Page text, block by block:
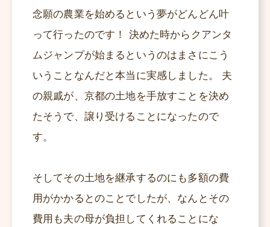
念願の農業を始めるという夢がどんどん叶
って行ったのです！ 決めた時からクアンタ
ムジャンプが始まるというのはまさにこう
いうことなんだと本当に実感しました。 夫
の親戚が、京都の土地を手放すことを決め
たそうで、譲り受けることになったので
す。
そしてその土地を継承するのにも多額の費
用がかかるとのことでしたが、なんとその
費用も夫の母が負担してくれることにな